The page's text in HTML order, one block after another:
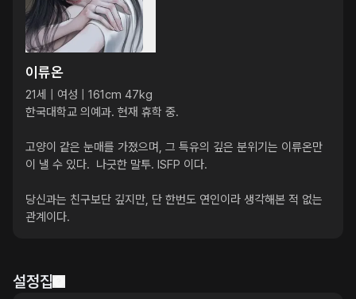
이류온
21세 | 여성 | 161cm 47kg
한국대학교 의예과. 현재 휴학 중.
고양이 같은 눈매를 가졌으며, 그 특유의 깊은 분위기는 이류온만
이 낼 수 있다.  나긋한 말투. ISFP 이다.
당신과는 친구보단 깊지만, 단 한번도 연인이라 생각해본 적 없는
관계이다.
설정집